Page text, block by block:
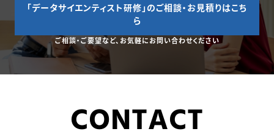
「データサイエンティスト研修」のご相談・お見積りはこち
ら
ご相談・ご要望など、お気軽にお問い合わせください
CONTACT